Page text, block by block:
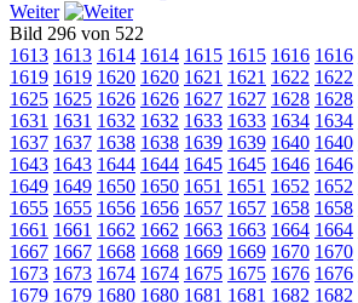
Weiter
Bild 296 von 522
1613 1613 1614 1614 1615 1615 1616 1616
1619 1619 1620 1620 1621 1621 1622 1622
1625 1625 1626 1626 1627 1627 1628 1628
1631 1631 1632 1632 1633 1633 1634 1634
1637 1637 1638 1638 1639 1639 1640 1640
1643 1643 1644 1644 1645 1645 1646 1646
1649 1649 1650 1650 1651 1651 1652 1652
1655 1655 1656 1656 1657 1657 1658 1658
1661 1661 1662 1662 1663 1663 1664 1664
1667 1667 1668 1668 1669 1669 1670 1670
1673 1673 1674 1674 1675 1675 1676 1676
1679 1679 1680 1680 1681 1681 1682 1682